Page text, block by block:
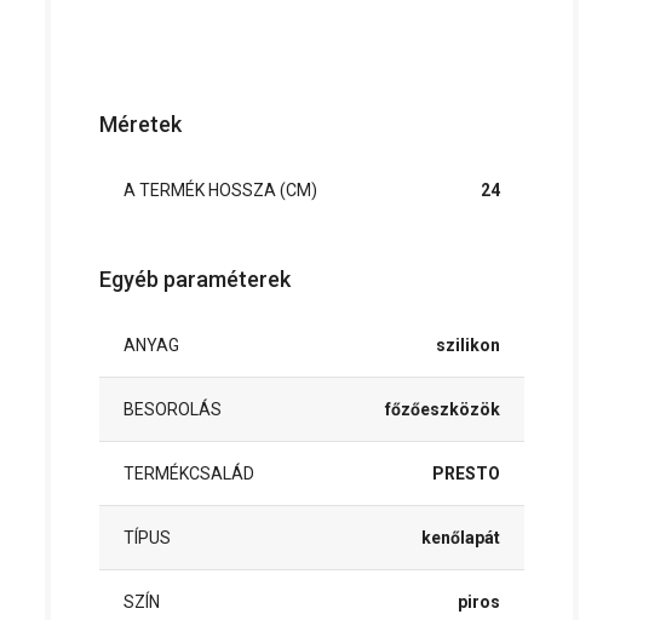
Méretek
A TERMÉK HOSSZA (CM) 24
Egyéb paraméterek
ANYAG szilikon
BESOROLÁS főzőeszközök
TERMÉKCSALÁD PRESTO
TÍPUS kenőlapát
SZÍN piros